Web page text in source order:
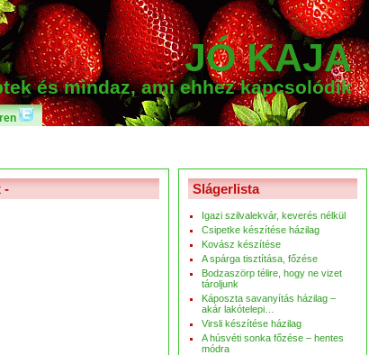
JÓ KAJA
és mindaz, ami ehhez kapcsolódik
- Slágerlista
Igazi szilvalekvár, keverés nélkül
Csipetke készítése házilag
Kovász készítése
A spárga tisztítása, főzése
Bodzaszörp télire, hogy ne vizet
tároljunk
Káposzta savanyítás házilag –
akár lakótelepi…
Virsli készítése házilag
A húsvéti sonka főzése – hentes
módra